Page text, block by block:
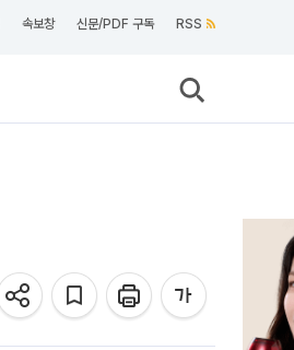
속보창 신문/PDF 구독 RSS